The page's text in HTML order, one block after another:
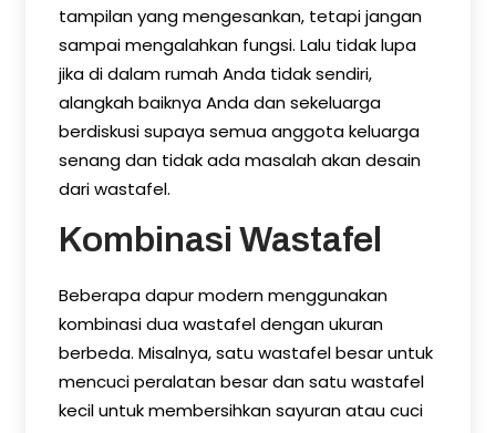
tampilan yang mengesankan, tetapi jangan
sampai mengalahkan fungsi. Lalu tidak lupa
jika di dalam rumah Anda tidak sendiri,
alangkah baiknya Anda dan sekeluarga
berdiskusi supaya semua anggota keluarga
senang dan tidak ada masalah akan desain
dari wastafel.
Kombinasi Wastafel
Beberapa dapur modern menggunakan
kombinasi dua wastafel dengan ukuran
berbeda. Misalnya, satu wastafel besar untuk
mencuci peralatan besar dan satu wastafel
kecil untuk membersihkan sayuran atau cuci